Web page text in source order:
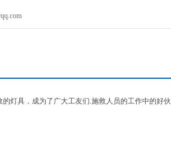
灯具，成为了广大工友们.施救人员的工作中的好伙